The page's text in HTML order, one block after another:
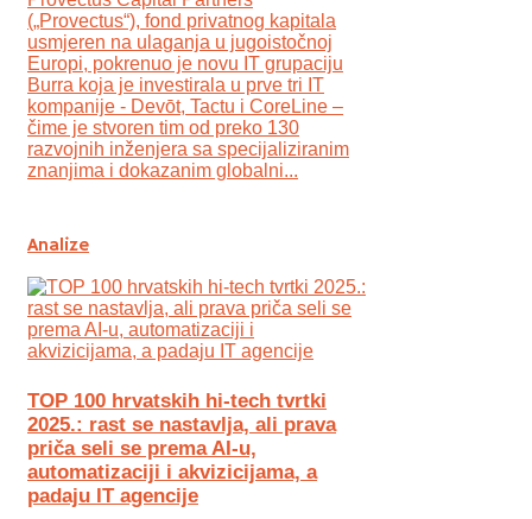
(„Provectus“), fond privatnog kapitala
usmjeren na ulaganja u jugoistočnoj
Europi, pokrenuo je novu IT grupaciju
Burra koja je investirala u prve tri IT
kompanije - Devōt, Tactu i CoreLine –
čime je stvoren tim od preko 130
razvojnih inženjera sa specijaliziranim
znanjima i dokazanim globalni...
Analize
TOP 100 hrvatskih hi-tech tvrtki
2025.: rast se nastavlja, ali prava
priča seli se prema AI-u,
automatizaciji i akvizicijama, a
padaju IT agencije